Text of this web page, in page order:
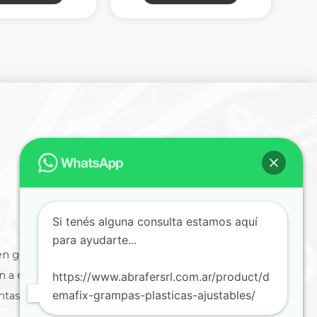
general
a empresas
informes y comprobantes
Si tenés alguna consulta estamos aquí
para ayudarte...
https://www.abrafersrl.com.ar/product/d
emafix-grampas-plasticas-ajustables/